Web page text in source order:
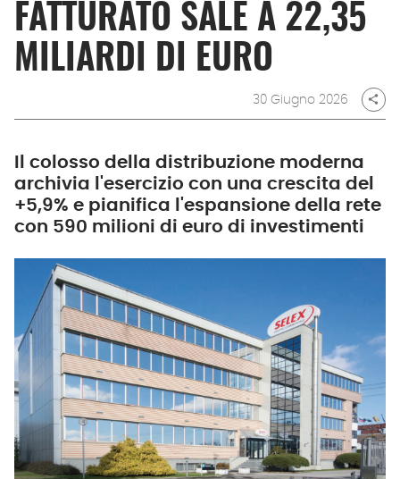
FATTURATO SALE A 22,35
MILIARDI DI EURO
30 Giugno 2026 share
Il colosso della distribuzione moderna
archivia l'esercizio con una crescita del
+5,9% e pianifica l'espansione della rete
con 590 milioni di euro di investimenti